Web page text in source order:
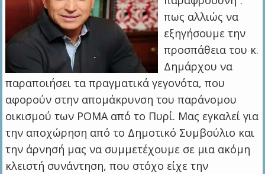
πως αλλιώς να
εξηγήσουμε την
προσπάθεια του κ.
Δημάρχου να
παραποιήσει τα πραγματικά γεγονότα, που
αφορούν στην απομάκρυνση του παράνομου
οικισμού των ΡΟΜΑ από το Πυρί. Μας εγκαλεί για
την αποχώρηση από το Δημοτικό Συμβούλιο και
την άρνησή μας να συμμετέχουμε σε μια ακόμη
κλειστή συνάντηση, που στόχο είχε την